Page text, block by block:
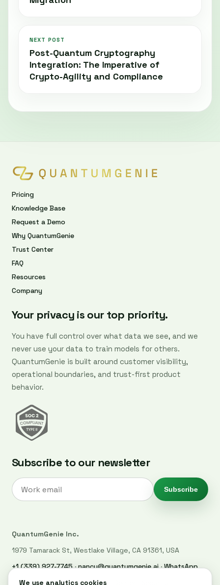
NEXT POST
Post-Quantum Cryptography
Integration: The Imperative of
Crypto-Agility and Compliance
Pricing
Knowledge Base
Request a Demo
Why QuantumGenie
Trust Center
FAQ
Resources
Company
Your privacy is our top priority.
You have full control over what data we see, and we
never use your data to train models for others.
QuantumGenie is built around customer visibility,
operational boundaries, and trust-first product
behavior.
Subscribe to our newsletter
Subscribe
QuantumGenie Inc.
1979 Tamarack St, Westlake Village, CA 91361, USA
+1 (339) 927-7745·nancy@quantumgenie.ai·WhatsApp
LinkedIn· Privacy Policy·Trust Center